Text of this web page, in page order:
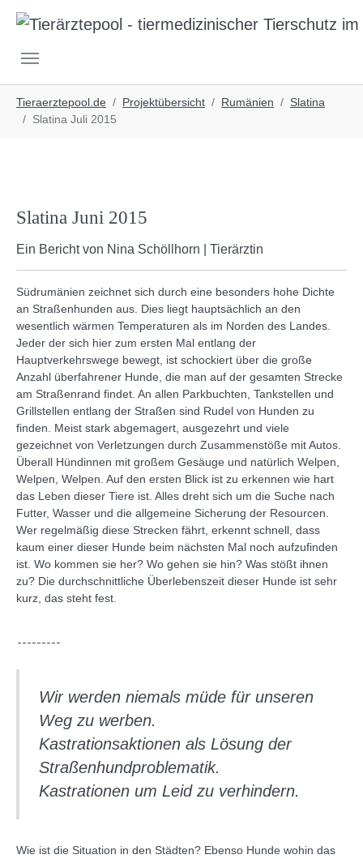
Tieraerztepool.de
Projektübersicht Rumänien
Slatina
Slatina Juli 2015
Slatina Juni 2015
Ein Bericht von Nina Schöllhorn | Tierärztin
Südrumänien zeichnet sich durch eine besonders hohe Dichte
an Straßenhunden aus. Dies liegt hauptsächlich an den
wesentlich wärmen Temperaturen als im Norden des Landes.
Jeder der sich hier zum ersten Mal entlang der
Hauptverkehrswege bewegt, ist schockiert über die große
Anzahl überfahrener Hunde, die man auf der gesamten Strecke
am Straßenrand findet. An allen Parkbuchten, Tankstellen und
Grillstellen entlang der Straßen sind Rudel von Hunden zu
finden. Meist stark abgemagert, ausgezehrt und viele
gezeichnet von Verletzungen durch Zusammenstöße mit Autos.
Überall Hündinnen mit großem Gesäuge und natürlich Welpen,
Welpen, Welpen. Auf den ersten Blick ist zu erkennen wie hart
das Leben dieser Tiere ist. Alles dreht sich um die Suche nach
Futter, Wasser und die allgemeine Sicherung der Resourcen.
Wer regelmäßig diese Strecken fährt, erkennt schnell, dass
kaum einer dieser Hunde beim nächsten Mal noch aufzufinden
ist. Wo kommen sie her? Wo gehen sie hin? Was stößt ihnen
zu? Die durchschnittliche Überlebenszeit dieser Hunde ist sehr
kurz, das steht fest.
Wir werden niemals müde für unseren
Weg zu werben.
Kastrationsaktionen als Lösung der
Straßenhundproblematik.
Kastrationen um Leid zu verhindern.
Wie ist die Situation in den Städten? Ebenso Hunde wohin das